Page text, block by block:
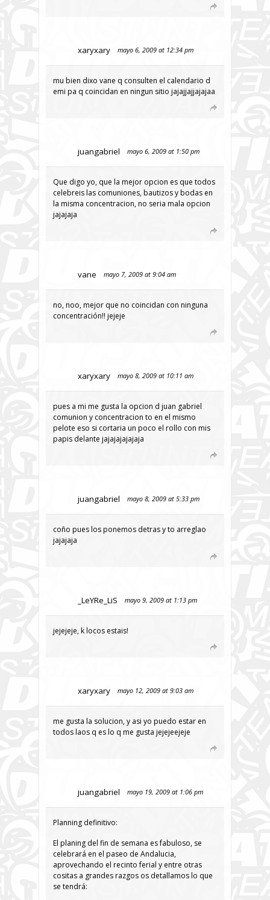
xaryxary mayo 6, 2009 at 12:34 pm
mu bien dixo vane q consulten el calendario d
emi pa q coincidan en ningun sitio jajajjajjajajaa
juangabriel mayo 6, 2009 at 1:50 pm
Que digo yo, que la mejor opcion es que todos
celebreis las comuniones, bautizos y bodas en
la misma concentracion, no seria mala opcion
jajajaja
vane mayo 7, 2009 at 9:04 am
no, noo, mejor que no coincidan con ninguna
concentración!! jejeje
xaryxary mayo 8, 2009 at 10:11 am
pues a mi me gusta la opcion d juan gabriel
comunion y concentracion to en el mismo
pelote eso si cortaria un poco el rollo con mis
papis delante jajajajajajaja
juangabriel mayo 8, 2009 at 5:33 pm
coño pues los ponemos detras y to arreglao
jajajaja
_LeYRe_LiS mayo 9, 2009 at 1:13 pm
jejejeje, k locos estais!
xaryxary mayo 12, 2009 at 9:03 am
me gusta la solucion, y asi yo puedo estar en
todos laos q es lo q me gusta jejejeejeje
juangabriel mayo 19, 2009 at 1:06 pm
Planning definitivo:
El planing del fin de semana es fabuloso, se
celebrará en el paseo de Andalucia,
aprovechando el recinto ferial y entre otras
cositas a grandes razgos os detallamos lo que
se tendrá: